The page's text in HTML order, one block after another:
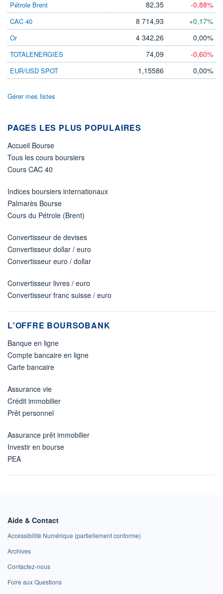
Pétrole Brent
82,35 -0,88%
CAC 40 8 714,93 +0,17%
Or 4 342,26 0,00%
TOTALENERGIES 74,09 -0,60%
EUR/USD SPOT 1,15586 0,00%
Gérer mes listes
PAGES LES PLUS POPULAIRES
Accueil Bourse
Tous les cours boursiers
Cours CAC 40
Indices boursiers internationaux
Palmarès Bourse
Cours du Pétrole (Brent)
Convertisseur de devises
Convertisseur dollar / euro
Convertisseur euro / dollar
Convertisseur livres / euro
Convertisseur franc suisse / euro
L'OFFRE BOURSOBANK
Banque en ligne
Compte bancaire en ligne
Carte bancaire
Assurance vie
Crédit immobilier
Prêt personnel
Assurance prêt immobilier
Investir en bourse
PEA
Aide & Contact
Accessibilité Numérique (partiellement conforme)
Archives
Contactez-nous
Foire aux Questions